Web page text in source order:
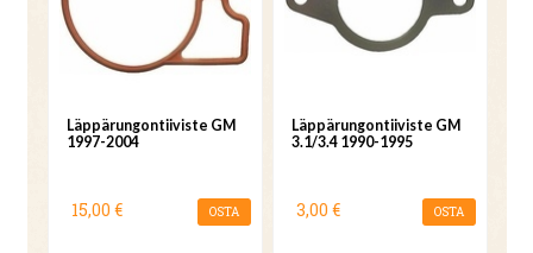
Läppärungontiiviste GM
1997-2004
15,00 € OSTA
Läppärungontiiviste GM
3.1/3.4 1990-1995
3,00 € OSTA